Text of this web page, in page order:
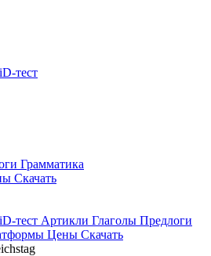
тест
Грамматика
Скачать
тест Артикли Глаголы Предлоги
Цены Скачать